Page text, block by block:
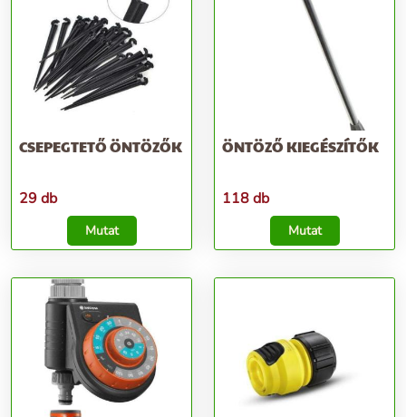
CSEPEGTETŐ ÖNTÖZŐK
29 db
Mutat
ÖNTÖZŐ KIEGÉSZÍTŐK
118 db
Mutat